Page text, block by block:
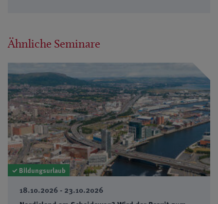
Ähnliche Seminare
✓ Bildungsurlaub
18.10.2026 - 23.10.2026